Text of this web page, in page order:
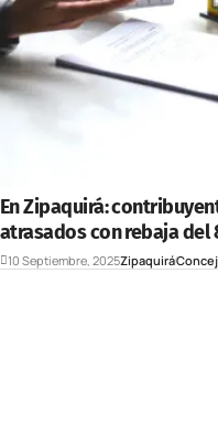
En Zipaquirá:
atrasados con rebaja del
10 Septiembre, 2025Zipaquirá